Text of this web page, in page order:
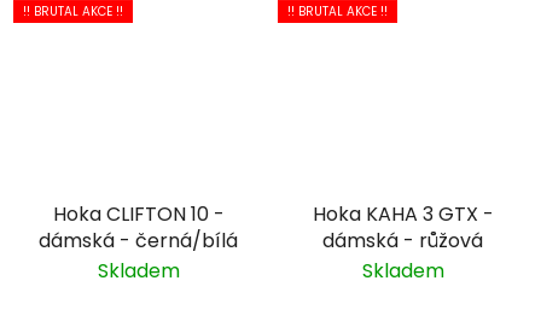
!! BRUTAL AKCE !!
Hoka CLIFTON 10 -
dámská - černá/bílá
Skladem
!! BRUTAL AKCE !!
Hoka KAHA 3 GTX -
dámská - růžová
Skladem